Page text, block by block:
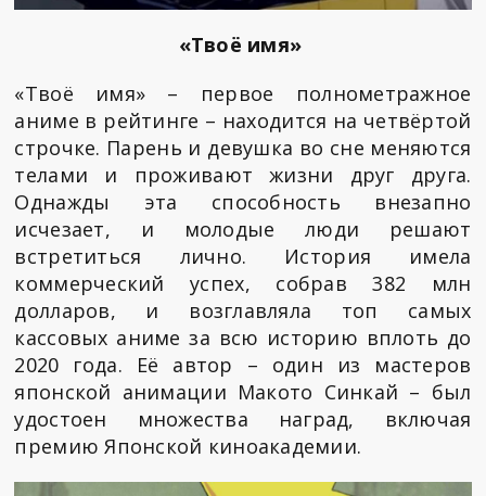
«Твоё имя»
«Твоё имя» – первое полнометражное
аниме в рейтинге – находится на четвёртой
строчке. Парень и девушка во сне меняются
телами и проживают жизни друг друга.
Однажды эта способность внезапно
исчезает, и молодые люди решают
встретиться лично. История имела
коммерческий успех, собрав 382 млн
долларов, и возглавляла топ самых
кассовых аниме за всю историю вплоть до
2020 года. Её автор – один из мастеров
японской анимации Макото Синкай – был
удостоен множества наград, включая
премию Японской киноакадемии.